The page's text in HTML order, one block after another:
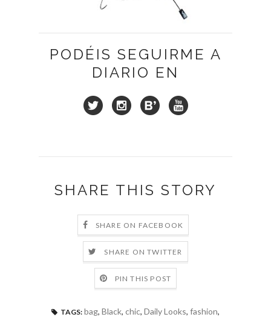
PODÉIS SEGUIRME A
DIARIO EN
SHARE THIS STORY
SHARE ON FACEBOOK
SHARE ON TWITTER
PIN THIS POST
TAGS: bag, Black, chic, Daily Looks, fashion,